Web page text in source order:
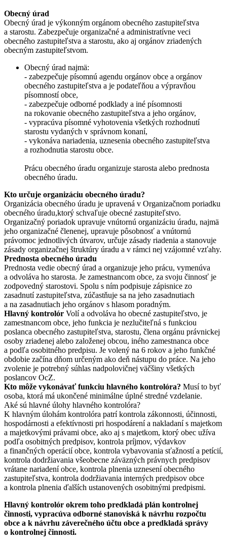
Obecný úrad
Obecný úrad je výkonným orgánom obecného zastupiteľstva
a starostu. Zabezpečuje organizačné a administratívne veci
obecného zastupiteľstva a starostu, ako aj orgánov zriadených
obecným zastupiteľstvom.
Obecný úrad najmä:
- zabezpečuje písomnú agendu orgánov obce a orgánov
obecného zastupiteľstva a je podateľňou a výpravňou
písomností obce,
- zabezpečuje odborné podklady a iné písomnosti
na rokovanie obecného zastupiteľstva a jeho orgánov,
- vypracúva písomné vyhotovenia všetkých rozhodnutí
starostu vydaných v správnom konaní,
- vykonáva nariadenia, uznesenia obecného zastupiteľstva
a rozhodnutia starostu obce.
Prácu obecného úradu organizuje starosta alebo prednosta
obecného úradu.
Kto určuje organizáciu obecného úradu?
Organizácia obecného úradu je upravená v Organizačnom poriadku
obecného úradu,ktorý schvaľuje obecné zastupiteľstvo.
Organizačný poriadok upravuje vnútornú organizáciu úradu, najmä
jeho organizačné členenej, upravuje pôsobnosť a vnútornú
právomoc jednotlivých útvarov, určuje zásady riadenia a stanovuje
zásady organizačnej štruktúry úradu a v rámci nej vzájomné vzťahy.
Prednosta obecného úradu
Prednosta vedie obecný úrad a organizuje jeho prácu, vymenúva
a odvoláva ho starosta. Je zamestnancom obce, za svoju činnosť je
zodpovedný starostovi. Spolu s ním podpisuje zápisnice zo
zasadnutí zastupiteľstva, zúčastňuje sa na jeho zasadnutiach
a na zasadnutiach jeho orgánov s hlasom poradným.
Hlavný kontrolór Volí a odvoláva ho obecné zastupiteľstvo, je
zamestnancom obce, jeho funkcia je nezlučiteľná s funkciou
poslanca obecného zastupiteľstva, starostu, člena orgánu právnickej
osoby zriadenej alebo založenej obcou, iného zamestnanca obce
a podľa osobitného predpisu. Je volený na 6 rokov a jeho funkčné
obdobie začína dňom určeným ako deň nástupu do práce. Na jeho
zvolenie je potrebný súhlas nadpolovičnej väčšiny všetkých
poslancov OcZ.
Kto môže vykonávať funkciu hlavného kontrolóra? Musí to byť
osoba, ktorá má ukončené minimálne úplné stredné vzdelanie.
Aké sú hlavné úlohy hlavného kontrolóra?
K hlavným úlohám kontrolóra patrí kontrola zákonnosti, účinnosti,
hospodárnosti a efektívnosti pri hospodárení a nakladaní s majetkom
a majetkovými právami obce, ako aj s majetkom, ktorý obec užíva
podľa osobitných predpisov, kontrola príjmov, výdavkov
a finančných operácií obce, kontrola vybavovania sťažností a petícií,
kontrola dodržiavania všeobecne záväzných právnych predpisov
vrátane nariadení obce, kontrola plnenia uznesení obecného
zastupiteľstva, kontrola dodržiavania interných predpisov obce
a kontrola plnenia ďalších ustanovených osobitnými predpismi.
Hlavný kontrolór okrem toho predkladá plán kontrolnej
činnosti, vypracúva odborné stanoviská k návrhu rozpočtu
obce a k návrhu záverečného účtu obce a predkladá správy
o kontrolnej činnosti.